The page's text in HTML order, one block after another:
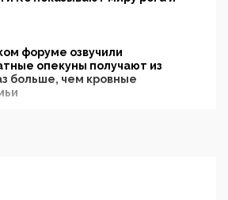
форуме озвучили
опекуны получают из
больше, чем кровные